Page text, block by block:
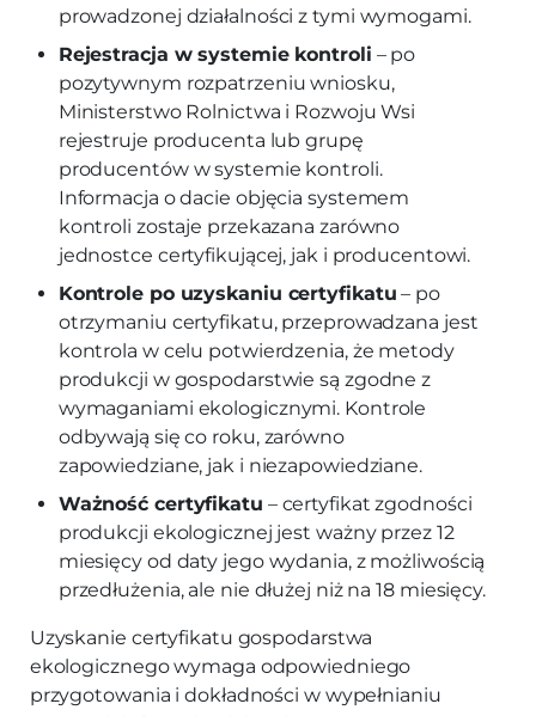
prowadzonej działalności z tymi wymogami.
Rejestracja w systemie kontroli – po
pozytywnym rozpatrzeniu wniosku,
Ministerstwo Rolnictwa i Rozwoju Wsi
rejestruje producenta lub grupę
producentów w systemie kontroli.
Informacja o dacie objęcia systemem
kontroli zostaje przekazana zarówno
jednostce certyfikującej, jak i producentowi.
Kontrole po uzyskaniu certyfikatu – po
otrzymaniu certyfikatu, przeprowadzana jest
kontrola w celu potwierdzenia, że metody
produkcji w gospodarstwie są zgodne z
wymaganiami ekologicznymi. Kontrole
odbywają się co roku, zarówno
zapowiedziane, jak i niezapowiedziane.
Ważność certyfikatu – certyfikat zgodności
produkcji ekologicznej jest ważny przez 12
miesięcy od daty jego wydania, z możliwością
przedłużenia, ale nie dłużej niż na 18 miesięcy.
Uzyskanie certyfikatu gospodarstwa
ekologicznego wymaga odpowiedniego
przygotowania i dokładności w wypełnianiu